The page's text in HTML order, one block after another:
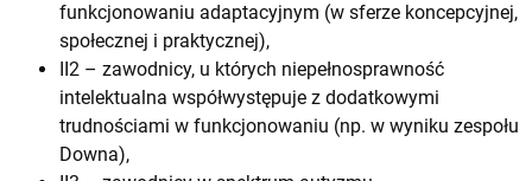
funkcjonowaniu adaptacyjnym (w sferze koncepcyjnej,
społecznej i praktycznej),
II2 – zawodnicy, u których niepełnosprawność
intelektualna współwystępuje z dodatkowymi
trudnościami w funkcjonowaniu (np. w wyniku zespołu
Downa),